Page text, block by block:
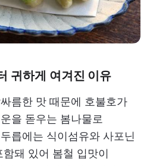
귀하게 여겨진 이유
름한 맛 때문에 호불호가
을 돋우는 봄나물로
릅에는 식이섬유와 사포닌
돼 있어 봄철 입맛이